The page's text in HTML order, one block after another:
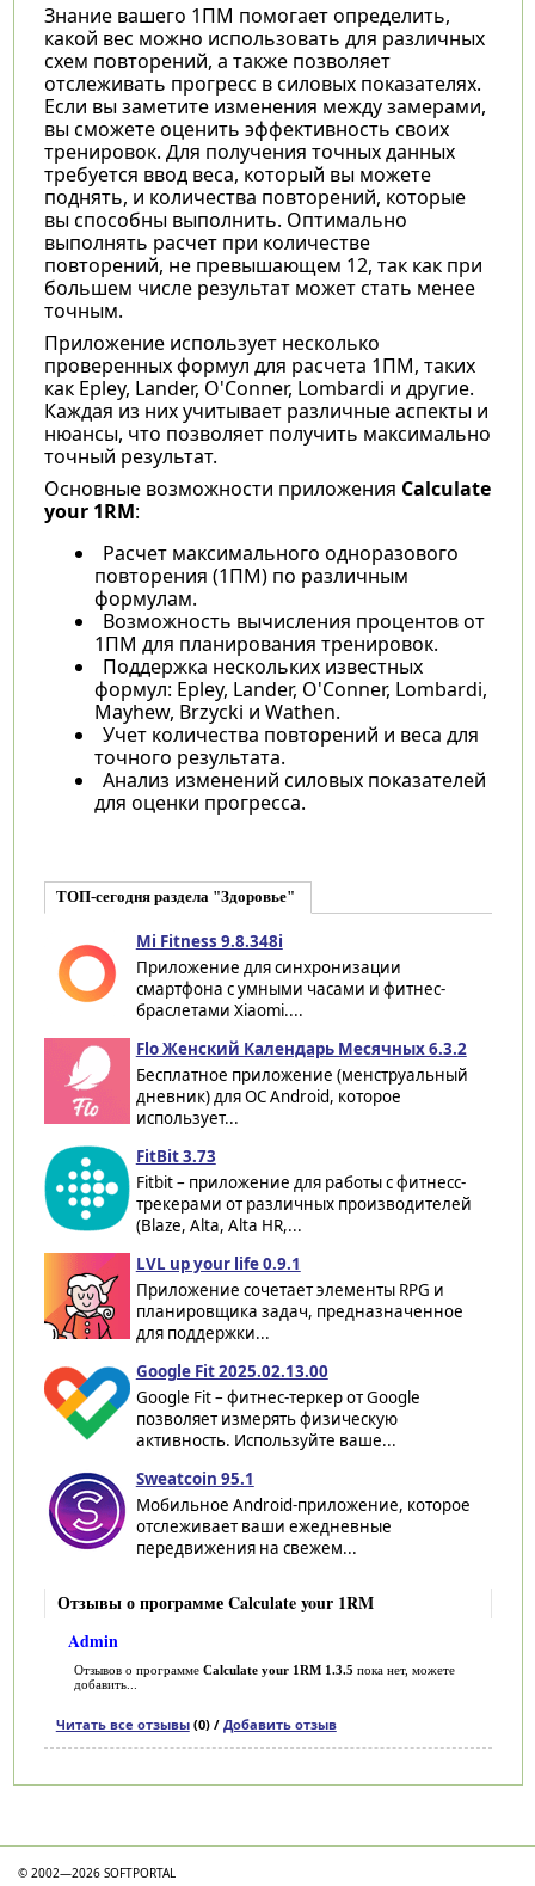
Знание вашего 1ПМ помогает определить,
какой вес можно использовать для различных
схем повторений, а также позволяет
отслеживать прогресс в силовых показателях.
Если вы заметите изменения между замерами,
вы сможете оценить эффективность своих
тренировок. Для получения точных данных
требуется ввод веса, который вы можете
поднять, и количества повторений, которые
вы способны выполнить. Оптимально
выполнять расчет при количестве
повторений, не превышающем 12, так как при
большем числе результат может стать менее
точным.
Приложение использует несколько
проверенных формул для расчета 1ПМ, таких
как Epley, Lander, O'Conner, Lombardi и другие.
Каждая из них учитывает различные аспекты и
нюансы, что позволяет получить максимально
точный результат.
Основные возможности приложения Calculate
your 1RM:
Расчет максимального одноразового
повторения (1ПМ) по различным
формулам.
Возможность вычисления процентов от
1ПМ для планирования тренировок.
Поддержка нескольких известных
формул: Epley, Lander, O'Conner, Lombardi,
Mayhew, Brzycki и Wathen.
Учет количества повторений и веса для
точного результата.
Анализ изменений силовых показателей
для оценки прогресса.
ТОП-сегодня раздела "Здоровье"
Mi Fitness 9.8.348i
Приложение для синхронизации
смартфона с умными часами и фитнес-
браслетами Xiaomi....
Flo Женский Календарь Месячных 6.3.2
Бесплатное приложение (менструальный
дневник) для ОС Android, которое
использует...
FitBit 3.73
Fitbit – приложение для работы с фитнесс-
трекерами от различных производителей
(Blaze, Alta, Alta HR,...
LVL up your life 0.9.1
Приложение сочетает элементы RPG и
планировщика задач, предназначенное
для поддержки...
Google Fit 2025.02.13.00
Google Fit – фитнес-теркер от Google
позволяет измерять физическую
активность. Используйте ваше...
Sweatcoin 95.1
Мобильное Android-приложение, которое
отслеживает ваши ежедневные
передвижения на свежем...
Отзывы о программе Calculate your 1RM
Admin
Отзывов о программе Calculate your 1RM 1.3.5 пока нет, можете
добавить...
Читать все отзывы(0) / Добавить отзыв
© 2002—2026 SOFTPORTAL